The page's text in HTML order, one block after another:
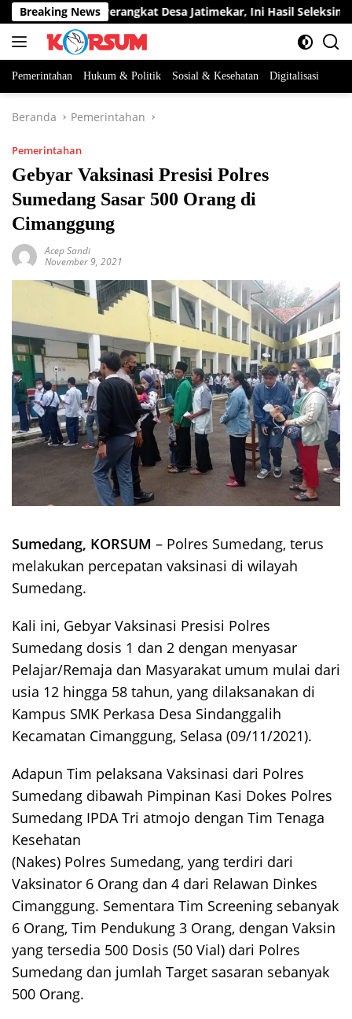
Langsung
ke
konten
Breaking News
Dua Jabatan Perangkat Desa Jatimekar, Ini Hasil Seleksinya
Pemerintahan Hukum & Politik Sosial & Kesehatan Digitalisasi
Beranda Pemerintahan
Pemerintahan
Gebyar Vaksinasi Presisi Polres
Sumedang Sasar 500 Orang di
Cimanggung
Acep Sandi
November 9, 2021
Sumedang, KORSUM – Polres Sumedang, terus
melakukan percepatan vaksinasi di wilayah
Sumedang.
Kali ini, Gebyar Vaksinasi Presisi Polres
Sumedang dosis 1 dan 2 dengan menyasar
Pelajar/Remaja dan Masyarakat umum mulai dari
usia 12 hingga 58 tahun, yang dilaksanakan di
Kampus SMK Perkasa Desa Sindanggalih
Kecamatan Cimanggung, Selasa (09/11/2021).
Adapun Tim pelaksana Vaksinasi dari Polres
Sumedang dibawah Pimpinan Kasi Dokes Polres
Sumedang IPDA Tri atmojo dengan Tim Tenaga
Kesehatan
(Nakes) Polres Sumedang, yang terdiri dari
Vaksinator 6 Orang dan 4 dari Relawan Dinkes
Cimanggung. Sementara Tim Screening sebanyak
6 Orang, Tim Pendukung 3 Orang, dengan Vaksin
yang tersedia 500 Dosis (50 Vial) dari Polres
Sumedang dan jumlah Target sasaran sebanyak
500 Orang.